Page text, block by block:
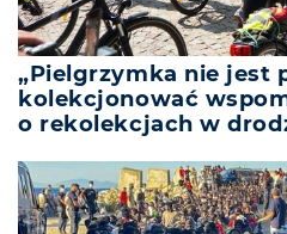
„Pielgrzymka nie jest
kolekcjonować
o rekolekcjach w